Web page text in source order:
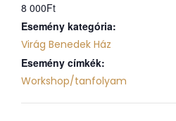
8 000Ft
Esemény kategória:
Virág Benedek Ház
Esemény címkék:
Workshop/tanfolyam